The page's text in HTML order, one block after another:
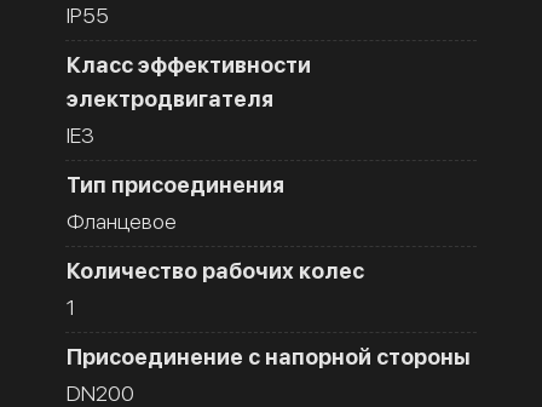
IP55
Класс эффективности
электродвигателя
IE3
Тип присоединения
Фланцевое
Количество рабочих колес
1
Присоединение с напорной стороны
DN200